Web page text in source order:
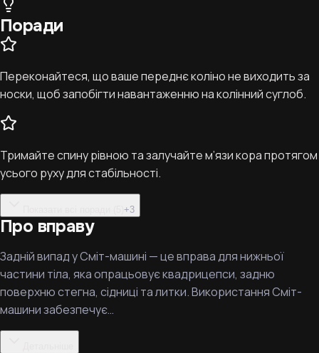
Поради
Переконайтеся, що ваше переднє коліно не виходить за
носки, щоб запобігти навантаженню на колінний суглоб.
Тримайте спину рівною та залучайте м’язи кора протягом
усього руху для стабільності.
+3
Про вправу
Задній випад у Сміт-машині — це вправа для нижньої
частини тіла, яка опрацьовує квадрицепси, задню
поверхню стегна, сідниці та литки. Використання Сміт-
машини забезпечує…